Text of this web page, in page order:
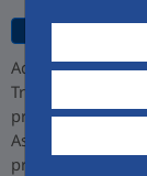
Aqualia ha
Tratamiento de
promovido por
Asociación
presencia en